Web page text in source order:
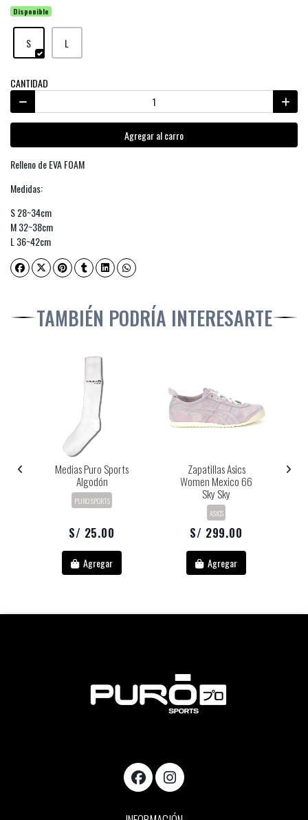
Disponible
S L
CANTIDAD
Agregar al carro
Relleno de EVA FOAM
Medidas:
S 28~34cm
M 32~38cm
L 36~42cm
TAMBIÉN PODRÍA INTERESARTE
Medias Puro Sports
Algodón
PURO SPORTS
S/ 25.00
Agregar
Zapatillas Asics
Women Mexico 66
Sky Sky
ASICS
S/ 299.00
Agregar